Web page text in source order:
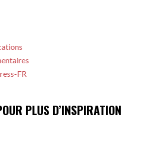
FR
PLUS D’INSPIRATION